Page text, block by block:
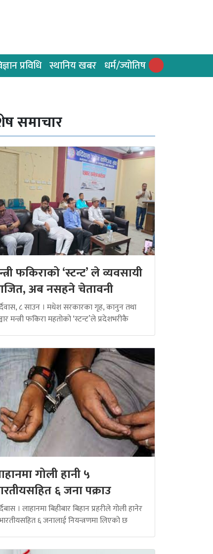
प्रविधि स्थानिय खबर धर्म/ज्योतिष
समाचार
फकिराको ‘स्टन्ट’ ले व्यवसायी
अब नसहने चेतावनी
८ साउन । मधेश सरकारका गृह, कानुन तथा
मन्त्री फकिरा महतोको ‘स्टन्ट’ले प्रदेशभरीकै
गोली हानी ५
६ जना पक्राउ
। लाहानमा बिहीबार बिहान प्रहरीले गोली हानेर
६ जनालाई नियन्त्रणमा लिएको छ